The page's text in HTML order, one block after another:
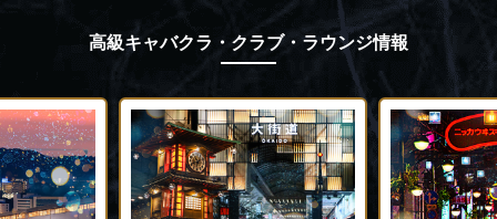
高級キャバクラ・クラブ・ラウンジ情報